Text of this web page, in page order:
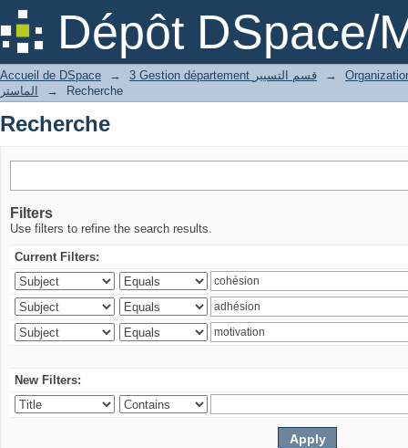
Dépôt DSpace/
Recherche
Accueil de DSpace → 3 Gestion département قسم التسيير
→
الماستر
→ Recherche
Recherche
Filters
Use filters to refine the search results.
Current Filters:
New Filters: